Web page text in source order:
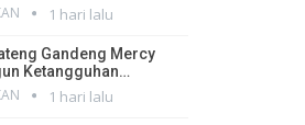
1 hari lalu
Gandeng Mercy
Ketangguhan…
1 hari lalu